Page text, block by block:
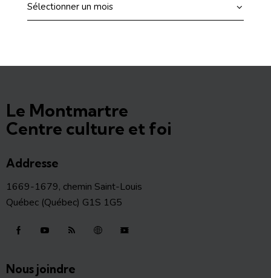
Le Montmartre
Centre culture et foi
Addresse
1669-1679, chemin Saint-Louis
Québec (Québec) G1S 1G5
Nous joindre